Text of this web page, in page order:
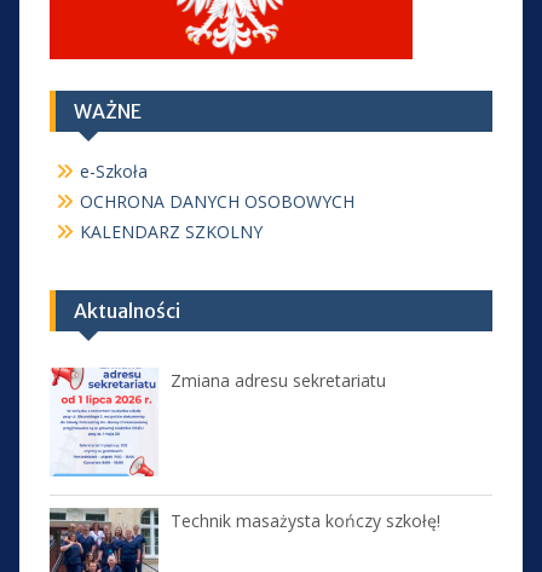
WAŻNE
e-Szkoła
OCHRONA DANYCH OSOBOWYCH
KALENDARZ SZKOLNY
Aktualności
Zmiana adresu sekretariatu
Technik masażysta kończy szkołę!